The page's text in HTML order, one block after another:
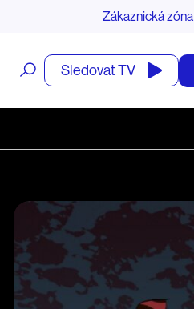
Zákaznická zóna
Otevřít
vyhledávání
Sledovat TV